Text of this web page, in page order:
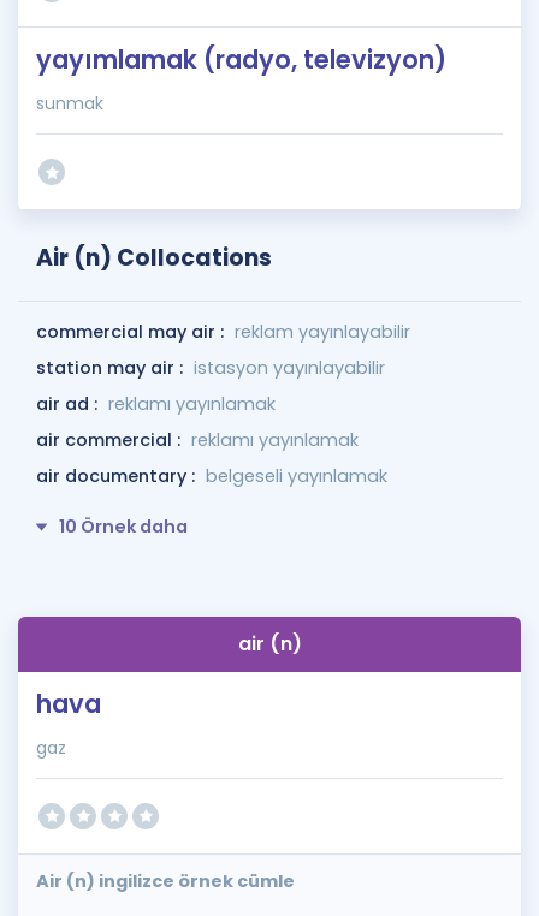
yayımlamak (radyo, televizyon)
sunmak
Air (n) Collocations
commercial may air : reklam yayınlayabilir
station may air : istasyon yayınlayabilir
air ad : reklamı yayınlamak
air commercial : reklamı yayınlamak
air documentary : belgeseli yayınlamak
10 Örnek daha
air (n)
hava
gaz
Air (n) ingilizce örnek cümle